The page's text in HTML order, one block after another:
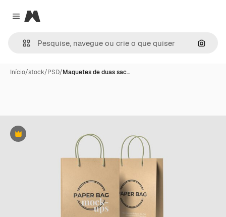
Close menu
Magnific
Início/stock/PSD/Maquetes de duas sac…
Premium